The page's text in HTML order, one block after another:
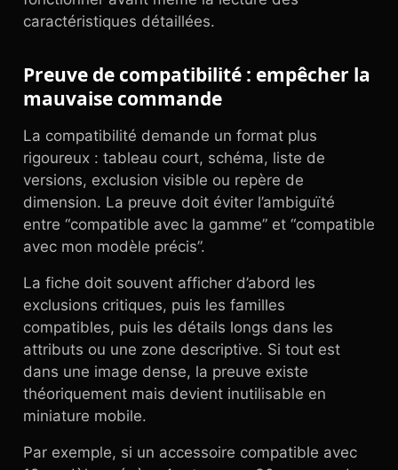
caractéristiques détaillées.
Preuve de compatibilité : empêcher la
mauvaise commande
La compatibilité demande un format plus
rigoureux : tableau court, schéma, liste de
versions, exclusion visible ou repère de
dimension. La preuve doit éviter l’ambiguïté
entre “compatible avec la gamme” et “compatible
avec mon modèle précis”.
La fiche doit souvent afficher d’abord les
exclusions critiques, puis les familles
compatibles, puis les détails longs dans les
attributs ou une zone descriptive. Si tout est
dans une image dense, la preuve existe
théoriquement mais devient inutilisable en
miniature mobile.
Par exemple, si un accessoire compatible avec